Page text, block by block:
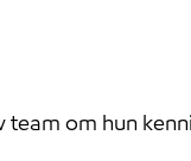
om hun